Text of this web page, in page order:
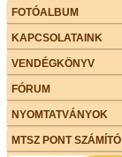
FOTÓALBUM
KAPCSOLATAINK
VENDÉGKÖNYV
FÓRUM
NYOMTATVÁNYOK
MTSZ PONT SZÁMÍTÓ